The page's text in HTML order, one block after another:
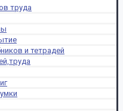
труда
и тетрадей